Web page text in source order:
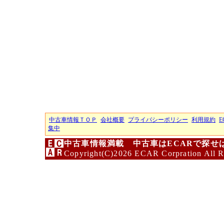
中古車情報ＴＯＰ 会社概要 プライバシーポリシー 利用規約
集中
中古車情報満載 中古車はECARで探せ
Copyright(C)2026 ECAR Corpration All